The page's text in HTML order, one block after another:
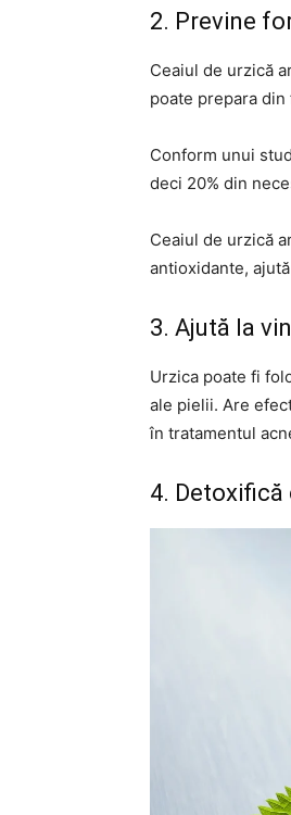
2. Previne
Ceaiul de urzică
poate prepara
Conform unui
deci 20% din
Ceaiul de urzică
antioxidante,
3. Ajută la
Urzica poate fi
ale pielii. Are
în tratamentul
4.